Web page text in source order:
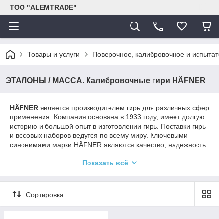
ТОО "ALEMTRADE"
Товары и услуги Поверочное, калибровочное и
ЭТАЛОНЫ / МАССА. Калибровочные гири HÄFNER
HÄFNER является производителем гирь для различных сфер
применения. Компания основана в 1933 году, имеет долгую
историю и большой опыт в изготовлении гирь. Поставки гирь
и весовых наборов ведутся по всему миру. Ключевыми
синонимами марки HÄFNER являются качество, надежность
HÄFNER работает в соответствии с системой менеджмента
В состав компании HÄFNER входит собственная
калибровочная лаборатория "MASSCAL". В части требований
Показать всё
Сортировка